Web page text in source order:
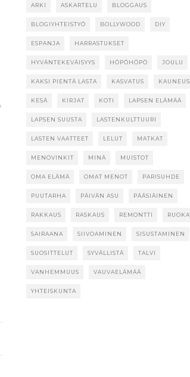
ARKI ASKARTELU BLOGGAUS
BLOGIYHTEISTYÖ BOLLYWOOD DIY
ESPANJA HARRASTUKSET
HYVÄNTEKEVÄISYYS HÖPÖHÖPÖ JOULU
KAKSI PIENTÄ LASTA KASVATUS KAUNEUS
KESÄ KIRJAT KOTI LAPSEN ELÄMÄÄ
LAPSEN SUUSTA LASTENKULTTUURI
LASTEN VAATTEET LELUT MATKAT
MENOVINKIT MINÄ MUISTOT
OMA ELÄMÄ OMAT MENOT PARISUHDE
PUUTARHA PÄIVÄN ASU PÄÄSIÄINEN
RAKKAUS RASKAUS REMONTTI RUOKA
SAIRAANA SIIVOAMINEN SISUSTAMINEN
SUOSITTELUT SYVÄLLISTÄ TALVI
VANHEMMUUS VAUVAELÄMÄÄ
YHTEISKUNTA